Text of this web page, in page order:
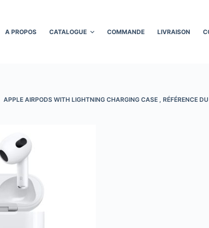
A PROPOS CATALOGUE COMMANDE LIVRAISON
APPLE AIRPODS WITH LIGHTNING CHARGING CASE , RÉFÉRENCE